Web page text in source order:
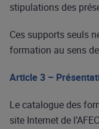
stipulations des
Ces supports seuls
formation au sens
Article 3 –
Le catalogue des
site Internet de